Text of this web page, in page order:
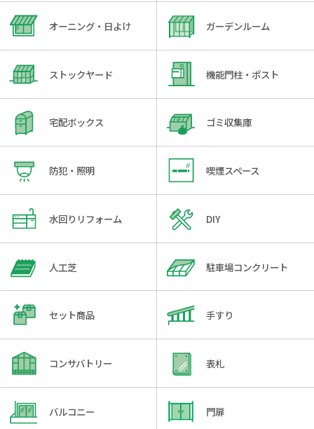
オーニング・日よけ ガーデンルーム
ストックヤード 機能門柱・ポスト
宅配ボックス ゴミ収集庫
防犯・照明 喫煙スペース
水回りリフォーム DIY
人工芝 駐車場コンクリート
セット商品 手すり
コンサバトリー 表札
バルコニー 門扉